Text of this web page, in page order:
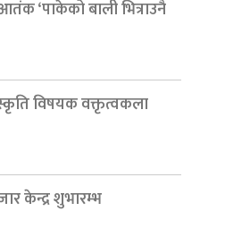
‘पाकेको बाली भित्राउनै
विषयक वक्तृत्वकला
केन्द्र शुभारम्भ